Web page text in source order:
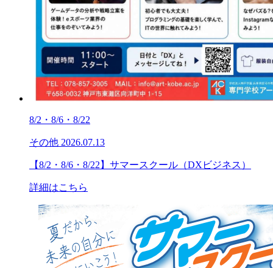
8/2・8/6・8/22
その他 2026.07.13
【8/2・8/6・8/22】サマースクール（DXビジネス）
詳細はこちら